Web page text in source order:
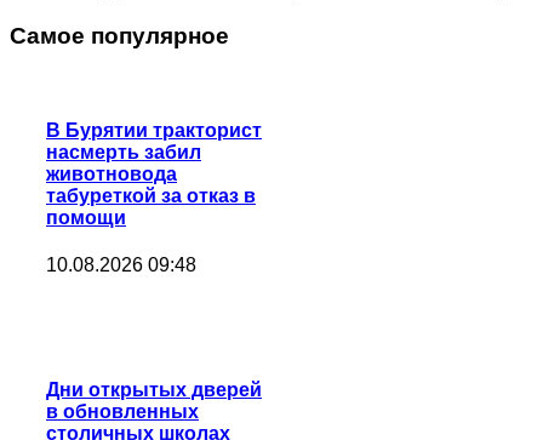
Самое популярное
В Бурятии тракторист
насмерть забил
животновода
табуреткой за отказ в
помощи
10.08.2026 09:48
Дни открытых дверей
в обновленных
столичных школах